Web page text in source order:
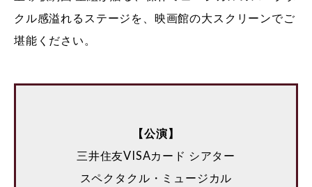
クル感溢れるステージを、映画館の大スクリーンでご
堪能ください。
【公演】
三井住友VISAカード シアター
スペクタクル・ミュージカル